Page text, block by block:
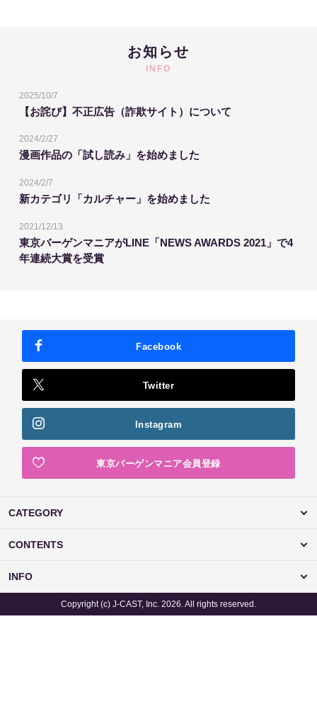
お知らせ
INFO
2025/10/7
【お詫び】不正広告（詐欺サイト）について
2024/2/27
漫画作品の「試し読み」を始めました
2024/2/7
新カテゴリ「カルチャー」を始めました
2021/12/13
東京バーゲンマニアがLINE「NEWS AWARDS 2021」で4
年連続大賞を受賞
Facebook
Twitter
Instagram
東京バーゲンマニア会員登録
CATEGORY
CONTENTS
INFO
Copyright (c) J-CAST, Inc. 2026. All rights reserved.